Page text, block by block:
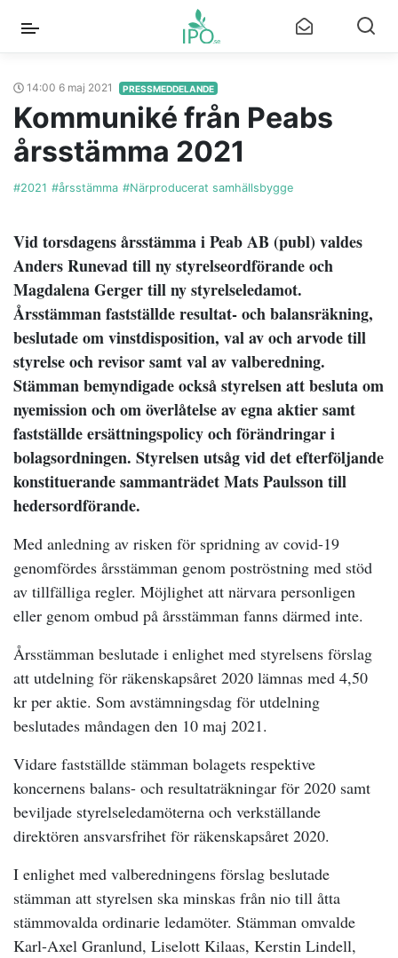
14:00 6 maj 2021 PRESSMEDDELANDE
Kommuniké från Peabs
årsstämma 2021
#2021 #årsstämma #Närproducerat samhällsbygge
Vid torsdagens årsstämma i Peab AB (publ) valdes
Anders Runevad till ny styrelseordförande och
Magdalena Gerger till ny styrelseledamot.
Årsstämman fastställde resultat- och balansräkning,
beslutade om vinstdisposition, val av och arvode till
styrelse och revisor samt val av valberedning.
Stämman bemyndigade också styrelsen att besluta om
nyemission och om överlåtelse av egna aktier samt
fastställde ersättningspolicy och förändringar i
bolagsordningen. Styrelsen utsåg vid det efterföljande
konstituerande sammanträdet Mats Paulsson till
hedersordförande.
Med anledning av risken för spridning av covid-19
genomfördes årsstämman genom poströstning med stöd
av tillfälliga regler. Möjlighet att närvara personligen
eller genom ombud på årsstämman fanns därmed inte.
Årsstämman beslutade i enlighet med styrelsens förslag
att utdelning för räkenskapsåret 2020 lämnas med 4,50
kr per aktie. Som avstämningsdag för utdelning
beslutades måndagen den 10 maj 2021.
Vidare fastställde stämman bolagets respektive
koncernens balans- och resultaträkningar för 2020 samt
beviljade styrelseledamöterna och verkställande
direktören ansvarsfrihet för räkenskapsåret 2020.
I enlighet med valberedningens förslag beslutade
stämman att styrelsen ska minskas från nio till åtta
stämmovalda ordinarie ledamöter. Stämman omvalde
Karl-Axel Granlund, Liselott Kilaas, Kerstin Lindell,